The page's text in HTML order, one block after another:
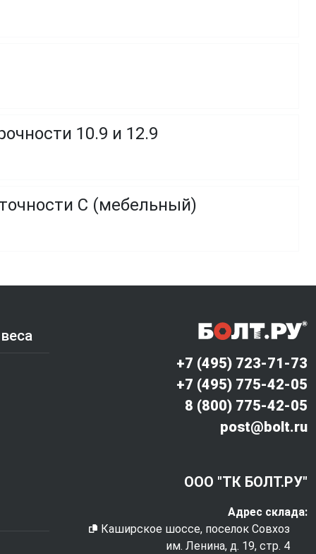
10.9 и 12.9
C (мебельный)
+7 (495) 723-71-73
+7 (495) 775-42-05
8 (800) 775-42-05
post@bolt.ru
ООО "ТК БОЛТ.РУ"
Адрес склада:
Каширское шоссе, поселок Совхоз
им. Ленина, д. 19, стр. 4